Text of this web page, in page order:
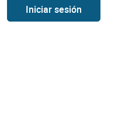
Iniciar sesión